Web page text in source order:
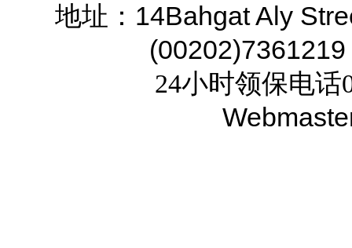
地址： 14Bahgat Aly
(00202)7361219
24小时领保电话